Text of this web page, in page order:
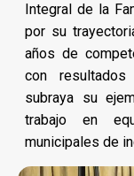
Integral de la
por su
años de
con resultados
subraya su
trabajo en
municipales de